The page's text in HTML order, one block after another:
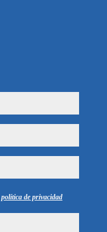
política de privacidad